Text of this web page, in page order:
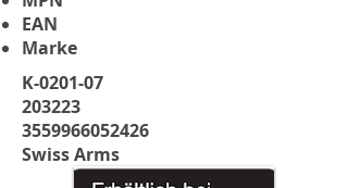
K-0201-07
203223
3559966052426
Swiss Arms
EAN
Marke